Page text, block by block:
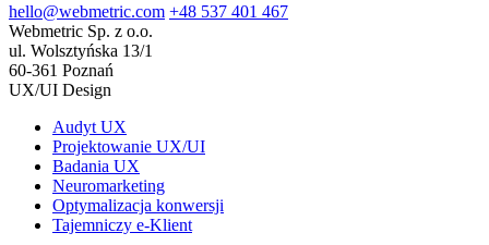
hello@webmetric.com +48 537 401 467
Webmetric Sp. z o.o.
ul. Wolsztyńska 13/1
60-361 Poznań
UX/UI Design
Audyt UX
Projektowanie UX/UI
Badania UX
Neuromarketing
Optymalizacja konwersji
Tajemniczy e-Klient